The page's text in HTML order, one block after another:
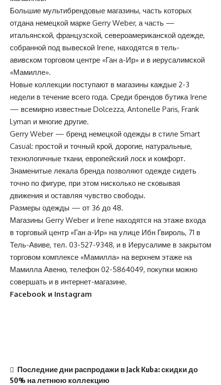
Большие мультибрендовые магазины, часть которых
отдана немецкой марке Gerry Weber, а часть —
итальянской, французской, североамериканской одежде,
собранной под вывеской Irene, находятся в тель-
авивском торговом центре «Ган а-Ир» и в иерусалимской
«Мамилле».
Новые коллекции поступают в магазины каждые 2-3
недели в течение всего года. Среди брендов бутика Irene
— всемирно известные Dolcezza, Antonelle Paris, Frank
Lyman и многие другие.
Gerry Weber — бренд немецкой одежды в стиле Smart
Casual: простой и точный крой, дорогие, натуральные,
технологичные ткани, европейский лоск и комфорт.
Знаменитые лекала бренда позволяют одежде сидеть
точно по фигуре, при этом нисколько не сковывая
движения и оставляя чувство свободы.
Размеры одежды — от 36 до 48.
Магазины Gerry Weber и Irene находятся на этаже входа
в торговый центр «Ган а-Ир» на улице Ибн Гвироль, 71 в
Тель-Авиве, тел. 03-527-9348, и в Иерусалиме в закрытом
торговом комплексе «Мамилла» на верхнем этаже на
Мамилла Авеню, телефон 02-5864049, покупки можно
совершать и в интернет-магазине.
Facebook и Instagram
Последние дни распродажи в Jack Kuba: скидки до
50% на летнюю коллекцию